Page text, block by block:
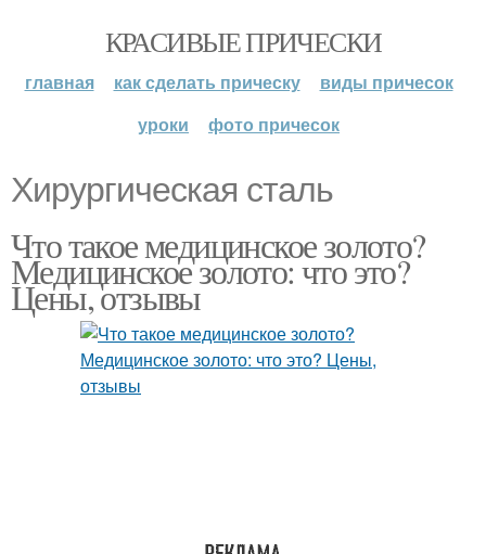
КРАСИВЫЕ ПРИЧЕСКИ
главная как сделать прическу
виды причесок
уроки
фото причесок
Хирургическая сталь
Что такое медицинское золото?
Медицинское золото: что это?
Цены, отзывы